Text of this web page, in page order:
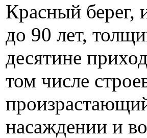
Красный берег,
до 90 лет,
десятине
том числе
насаждении и